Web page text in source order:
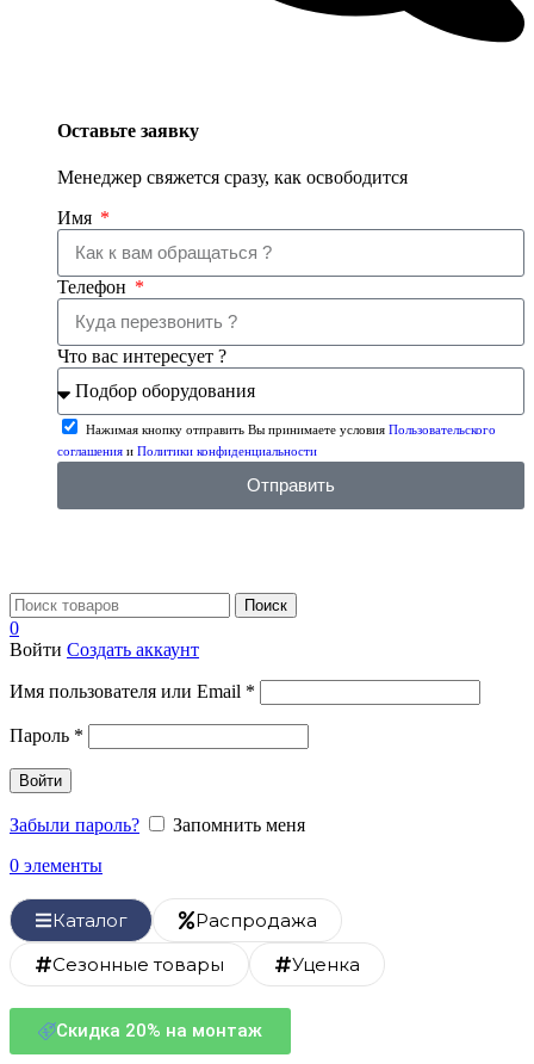
Оставьте заявку
Менеджер свяжется сразу, как освободится
Имя
Телефон
Что вас интересует ?
Нажимая кнопку отправить Вы принимаете условия Пользовательского
соглашения и Политики конфиденциальности
Отправить
Поиск
0
Войти Создать аккаунт
Имя пользователя или Email *
Пароль *
Войти
Забыли пароль?
Запомнить меня
0 элементы
Каталог
Распродажа
Сезонные товары
Уценка
Скидка 20% на монтаж